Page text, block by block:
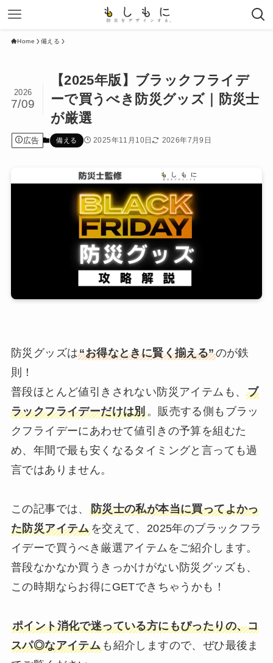
Home 備える
【2025年版】ブラックフライデ
ーで買うべき防災グッズ｜防災士
が厳選
2026
7/09
広告 備える 2025年11月10日 2026年7月9日
防災グッズは“お得なときに賢く揃える”のが鉄
則！
普段ほとんど値引きされない防災アイテムも、ブ
ラックフライデーだけは別。販売する側もブラッ
クフライデーにあわせて値引きの予算を組むた
め、年間で最も安くなるタイミングと言っても過
言ではありません。
この記事では、 防災士の私が本当に買ってよかっ
た防災アイテムを交えて、2025年のブラックフラ
イデーで買うべき厳選アイテムをご紹介します。
普段なかなか買うきっかけがない防災グッズも、
この時期ならお得にGETできちゃうかも！
ポイント消化で迷っている方にもぴったりの、コ
スパ◎なアイテム も紹介しますので、ぜひ最後ま